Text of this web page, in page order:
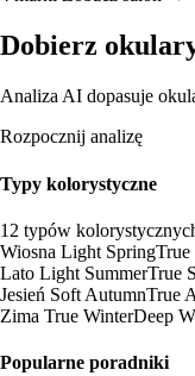
Dobierz
Analiza AI dopasuje
Rozpocznij analizę
Typy kolorystyczne
12 typów
Wiosna Light SpringTrue
Lato Light SummerTrue
Jesień Soft AutumnTrue
Zima True WinterDeep
Popularne poradniki